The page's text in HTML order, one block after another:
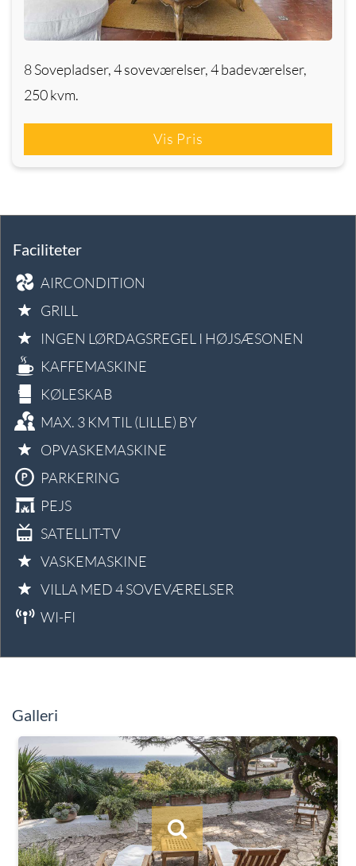
8 Sovepladser, 4 soveværelser, 4 badeværelser,
250 kvm.
Vis Pris
Faciliteter
AIRCONDITION
GRILL
INGEN LØRDAGSREGEL I HØJSÆSONEN
KAFFEMASKINE
KØLESKAB
MAX. 3 KM TIL (LILLE) BY
OPVASKEMASKINE
PARKERING
PEJS
SATELLIT-TV
VASKEMASKINE
VILLA MED 4 SOVEVÆRELSER
WI-FI
Galleri